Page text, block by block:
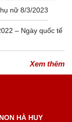
nữ 8/3/2023
– Ngày quốc tế
Xem thêm
HÀ HUY